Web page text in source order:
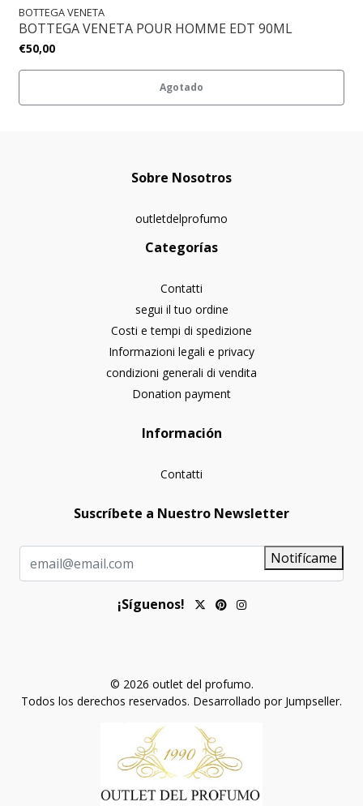
BOTTEGA VENETA
BOTTEGA VENETA POUR HOMME EDT 90ML
€50,00
Agotado
Sobre Nosotros
outletdelprofumo
Categorías
Contatti
segui il tuo ordine
Costi e tempi di spedizione
Informazioni legali e privacy
condizioni generali di vendita
Donation payment
Información
Contatti
Suscríbete a Nuestro Newsletter
Notifícame
¡Síguenos!
© 2026 outlet del profumo.
Todos los derechos reservados. Desarrollado por Jumpseller.